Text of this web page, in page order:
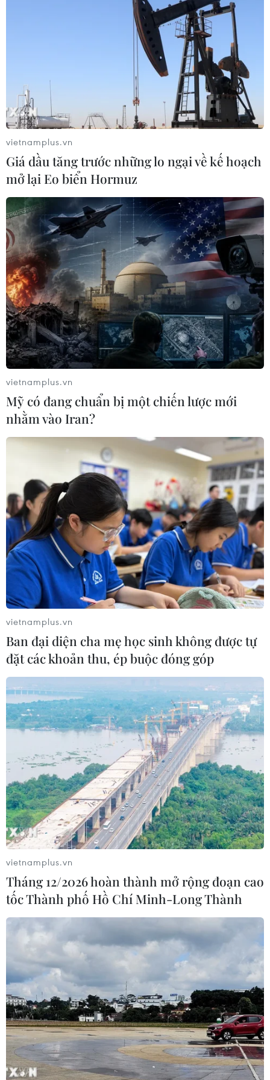
vietnamplus.vn
Giá dầu tăng trước những lo ngại về kế hoạch
mở lại Eo biển Hormuz
vietnamplus.vn
Mỹ có đang chuẩn bị một chiến lược mới
nhằm vào Iran?
vietnamplus.vn
Ban đại diện cha mẹ học sinh không được tự
đặt các khoản thu, ép buộc đóng góp
vietnamplus.vn
Tháng 12/2026 hoàn thành mở rộng đoạn cao
tốc Thành phố Hồ Chí Minh-Long Thành